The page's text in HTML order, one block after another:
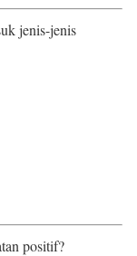
jenis-jenis
positif?